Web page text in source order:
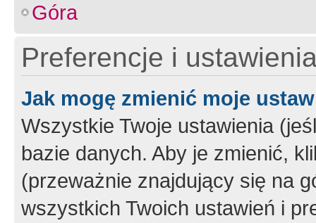
Góra
Preferencje i
Jak mogę zmienić moje
Wszystkie Twoje ustawienia
bazie danych. Aby je zmienić,
(przeważnie znajdujący się na
wszystkich Twoich ustawień i